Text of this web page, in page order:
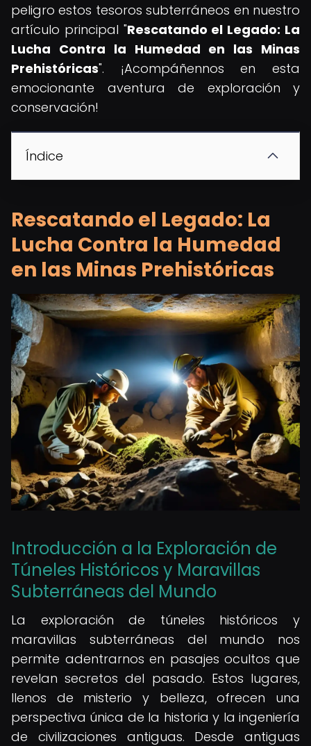
peligro estos tesoros subterráneos en nuestro
artículo principal "Rescatando el Legado: La
Lucha Contra la Humedad en las Minas
Prehistóricas". ¡Acompáñennos en esta
emocionante aventura de exploración y
conservación!
Índice
Rescatando el Legado: La
Lucha Contra la Humedad
en las Minas Prehistóricas
Introducción a la Exploración de
Túneles Históricos y Maravillas
Subterráneas del Mundo
La exploración de túneles históricos y
maravillas subterráneas del mundo nos
permite adentrarnos en pasajes ocultos que
revelan secretos del pasado. Estos lugares,
llenos de misterio y belleza, ofrecen una
perspectiva única de la historia y la ingeniería
de civilizaciones antiguas. Desde antiguas